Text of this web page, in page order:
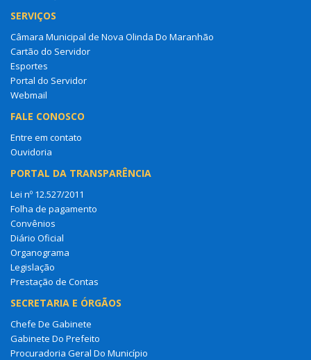
SERVIÇOS
Câmara Municipal de Nova Olinda Do Maranhão
Cartão do Servidor
Esportes
Portal do Servidor
Webmail
FALE CONOSCO
Entre em contato
Ouvidoria
PORTAL DA TRANSPARÊNCIA
Lei nº 12.527/2011
Folha de pagamento
Convênios
Diário Oficial
Organograma
Legislação
Prestação de Contas
SECRETARIA E ÓRGÃOS
Chefe De Gabinete
Gabinete Do Prefeito
Procuradoria Geral Do Município